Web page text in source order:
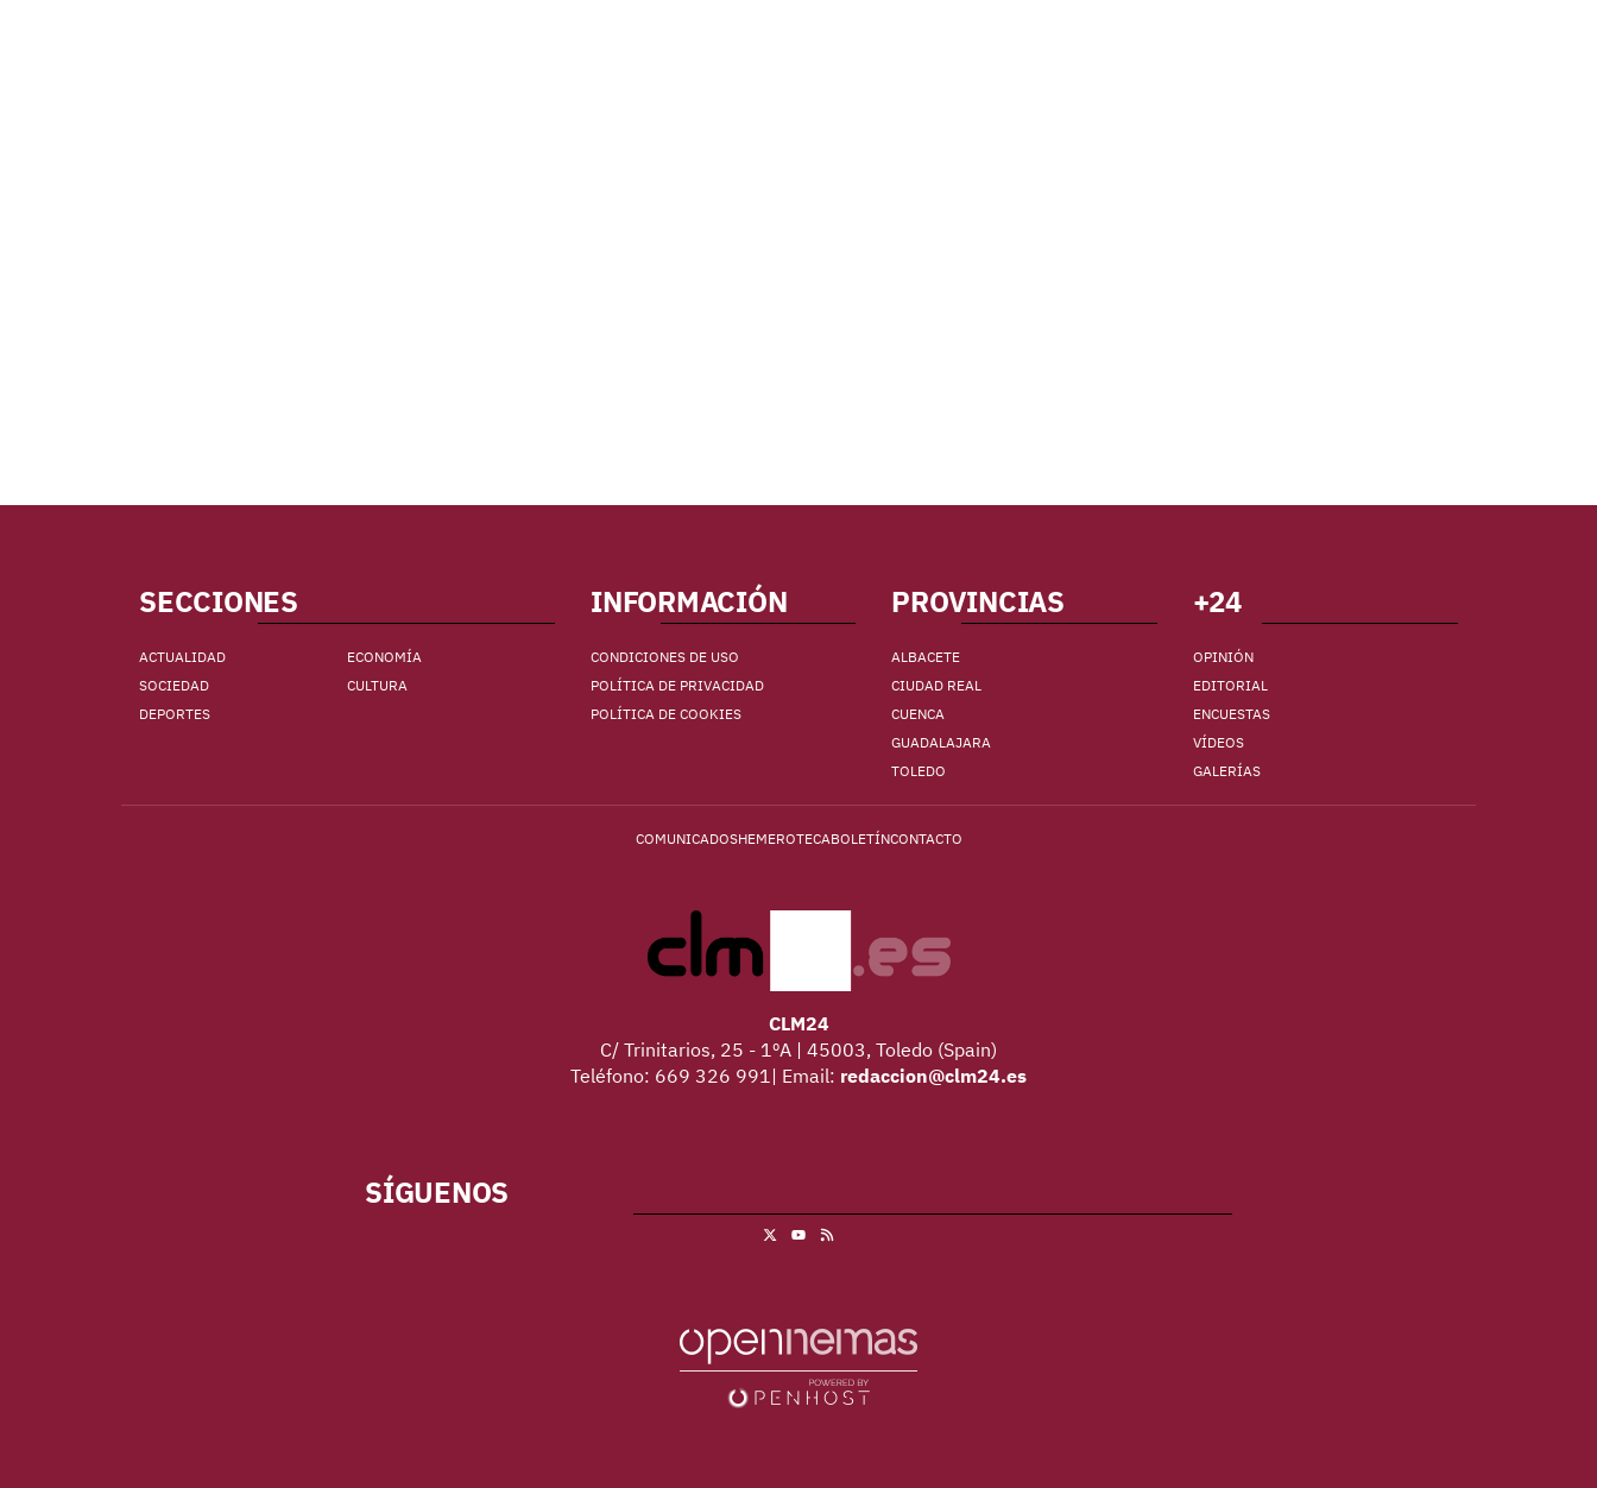
SECCIONES
ACTUALIDAD
ECONOMÍA
SOCIEDAD
CULTURA
DEPORTES
INFORMACIÓN
CONDICIONES DE USO
POLÍTICA DE PRIVACIDAD
POLÍTICA DE COOKIES
PROVINCIAS
ALBACETE
CIUDAD REAL
CUENCA
GUADALAJARA
TOLEDO
+24
OPINIÓN
EDITORIAL
ENCUESTAS
VÍDEOS
GALERÍAS
COMUNICADOSHEMEROTECABOLETÍNCONTACTO
CLM24
C/ Trinitarios, 25 - 1ºA | 45003, Toledo (Spain)
Teléfono: 669 326 991| Email: redaccion@clm24.es
SÍGUENOS